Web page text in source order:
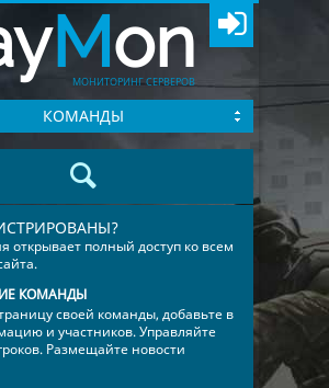
Mon
МОНИТОРИНГ СЕРВЕРОВ
КОМАНДЫ
открывает полный доступ ко всем
КОМАНДЫ
своей команды, добавьте в
и участников. Управляйте
Размещайте новости